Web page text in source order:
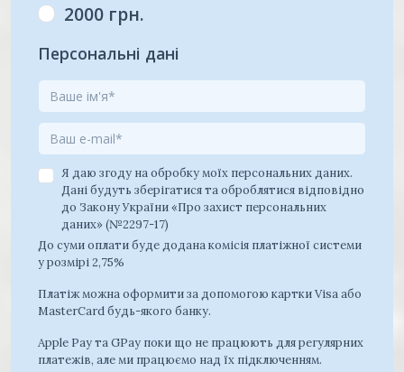
2000 грн.
Персональні дані
Я даю згоду на обробку моїх персональних даних.
Дані будуть зберігатися та оброблятися відповідно
до Закону України «Про захист персональних
даних» (№2297-17)
До суми оплати буде додана комісія платіжної системи
у розмірі 2,75%
Платіж можна оформити за допомогою картки Visa або
MasterCard будь-якого банку.
Apple Pay та GPay поки що не працюють для регулярних
платежів, але ми працюємо над їх підключенням.